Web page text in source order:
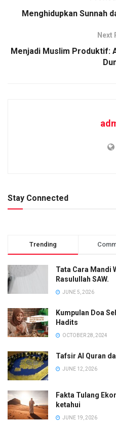
Menghidupkan Sunnah
Next
Menjadi Muslim Produktif:
Stay Connected
Trending
Tata Cara Mandi
Rasulullah SAW.
JUNE 5, 2026
Kumpulan Doa
Hadits
OCTOBER 28, 2024
Tafsir Al Quran
JUNE 12, 2026
Fakta Tulang
ketahui
JUNE 19, 2026